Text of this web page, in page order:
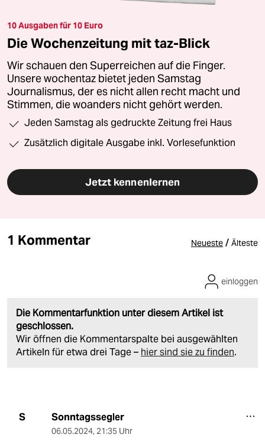
10 Ausgaben für 10 Euro
Die Wochenzeitung mit taz-Blick
Wir schauen den Superreichen auf die Finger.
Unsere wochentaz bietet jeden Samstag
Journalismus, der es nicht allen recht macht und
Stimmen, die woanders nicht gehört werden.
Jeden Samstag als gedruckte Zeitung frei Haus
Zusätzlich digitale Ausgabe inkl. Vorlesefunktion
Jetzt kennenlernen
1 Kommentar Neueste / Älteste
Die Kommentarfunktion unter diesem Artikel ist
geschlossen.
Wir öffnen die Kommentarspalte bei ausgewählten
Artikeln für etwa drei Tage – hier sind sie zu finden.
einloggen
S Sonntagssegler
06.05.2024, 21:35 Uhr